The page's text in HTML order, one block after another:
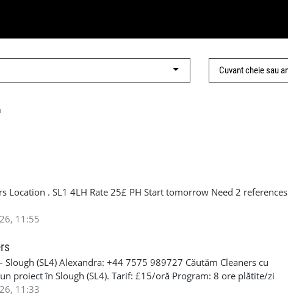
Location . SL1 4LH Rate 25£ PH Start tomorrow Need 2 references
11:55
Slough (SL4) Alexandra: +44 7575 989727 Căutăm Cleaners cu
proiect în Slough (SL4). Tarif: £15/oră Program: 8 ore plătite/zi
Documente complete; Unelte proprii. Dacă sunteți interesați și
11:33